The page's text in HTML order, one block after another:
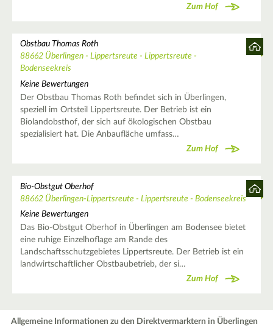
Zum Hof
Obstbau Thomas Roth
88662 Überlingen - Lippertsreute - Lippertsreute -
Bodenseekreis
Keine Bewertungen
Der Obstbau Thomas Roth befindet sich in Überlingen,
speziell im Ortsteil Lippertsreute. Der Betrieb ist ein
Biolandobsthof, der sich auf ökologischen Obstbau
spezialisiert hat. Die Anbaufläche umfass…
Zum Hof
Bio-Obstgut Oberhof
88662 Überlingen-Lippertsreute - Lippertsreute - Bodenseekreis
Keine Bewertungen
Das Bio-Obstgut Oberhof in Überlingen am Bodensee bietet
eine ruhige Einzelhoflage am Rande des
Landschaftsschutzgebietes Lippertsreute. Der Betrieb ist ein
landwirtschaftlicher Obstbaubetrieb, der si…
Zum Hof
Allgemeine Informationen zu den Direktvermarktern in Überlingen